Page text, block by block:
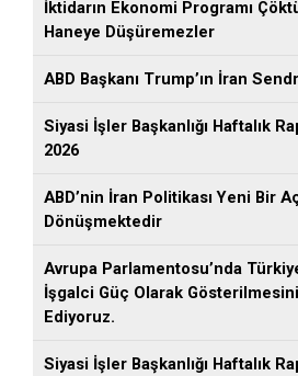
İktidarın Ekonomi Programı
Haneye Düşüremezler
ABD Başkanı Trump’ın İran
Siyasi İşler Başkanlığı Haftalık
2026
ABD’nin İran Politikası Yeni Bir
Dönüşmektedir
Avrupa Parlamentosu’nda
İşgalci Güç Olarak
Ediyoruz.
Siyasi İşler Başkanlığı Haftalık